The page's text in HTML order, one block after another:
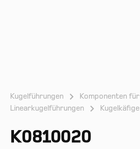
Kugelführungen
Komponenten für
Linearkugelführungen
Kugelkäfige
K0810020